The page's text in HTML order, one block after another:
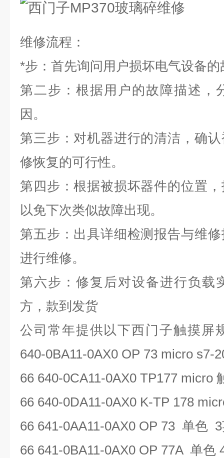
维修流程：
*步：首先询问用户损坏电气设备
第二步：根据用户的故障描述，
因。
第三步：对机器进行的清洁，确
修恢复的可行性。
第四步：根据被损坏器件的位置
以免下次类似故障出现。
第五步：出具详细检测报告与维
进行维修。
第六步：修复后对设备进行负载
方，款到发货
公司常年提供以下西门子触摸屏
640-0BA11-0AX0 OP 73 micro s7-
66 640-0CA11-0AX0 TP177 micro
66 640-0DA11-0AX0 K-TP 178
66 641-0AA11-0AX0 OP 73 单色 3
66 641-0BA11-0AX0 OP 77A 单色